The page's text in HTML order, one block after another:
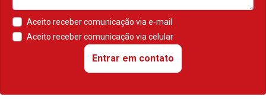
Aceito receber comunicação via e-mail
Aceito receber comunicação via celular
Entrar em contato